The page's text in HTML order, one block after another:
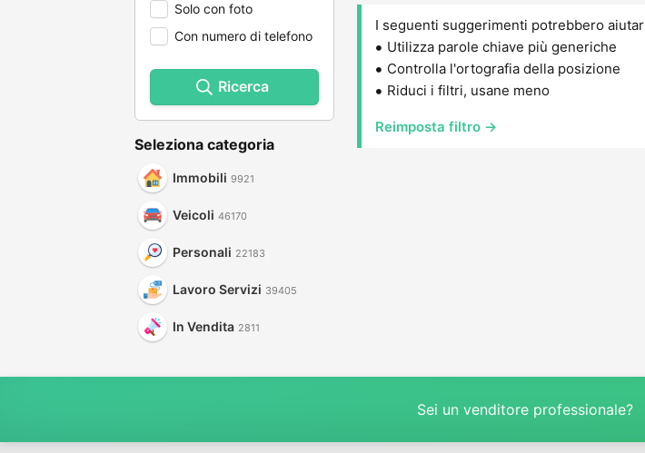
Solo con foto
Con numero di telefono
Ricerca
Seleziona categoria
Immobili 9921
Veicoli 46170
Personali 22183
Lavoro Servizi 39405
In Vendita 2811
I seguenti suggerimenti potrebbero
Utilizza parole chiave più generiche
Controlla l'ortografia della posizione
Riduci i filtri, usane meno
Reimposta filtro →
Sei un venditore professionale?